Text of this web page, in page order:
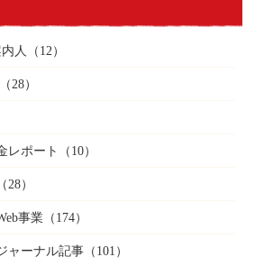
人 （12）
28）
レポート （10）
（28）
事業（174）
ャーナル記事（101）